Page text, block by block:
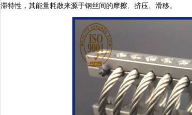
滞特性，其能量耗散来源于钢丝间的摩擦、挤压、滑移。